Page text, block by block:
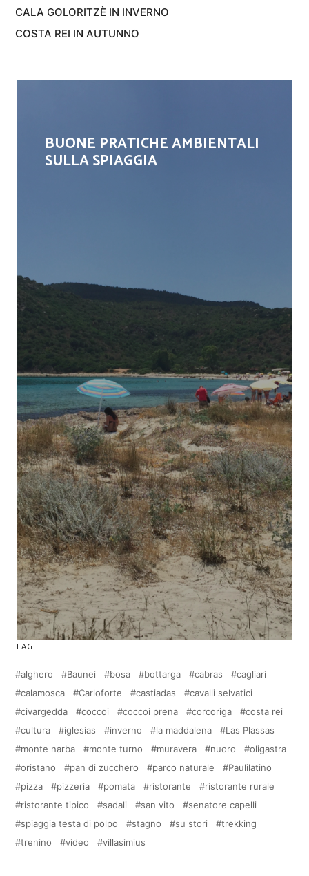
CALA GOLORITZÈ IN INVERNO
COSTA REI IN AUTUNNO
BUONE PRATICHE AMBIENTALI
SULLA SPIAGGIA
TAG
alghero Baunei bosa bottarga cabras
cagliari
calamosca
Carloforte castiadas
cavalli selvatici
civargedda
coccoi coccoi prena corcoriga
costa rei
cultura
iglesias inverno la maddalena
Las Plassas
monte narba
monte turno muravera nuoro
oligastra
oristano
pan di zucchero parco naturale
Paulilatino
pizza
pizzeria pomata ristorante
ristorante rurale
ristorante tipico
sadali san vito
senatore capelli
spiaggia testa di polpo
stagno su stori
trekking
trenino
video villasimius